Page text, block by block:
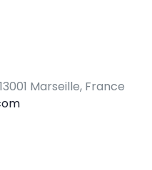
Marseille, France